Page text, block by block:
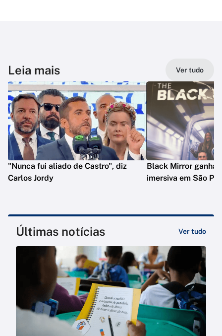
Leia mais Ver tudo
"Nunca fui aliado de Castro", diz
Carlos Jordy
Black Mirror ganha
imersiva em São
Últimas notícias Ver tudo